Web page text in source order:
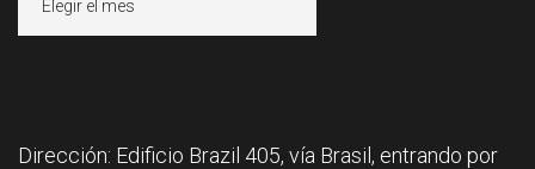
Dirección: Edificio Brazil 405, vía Brasil, entrando por